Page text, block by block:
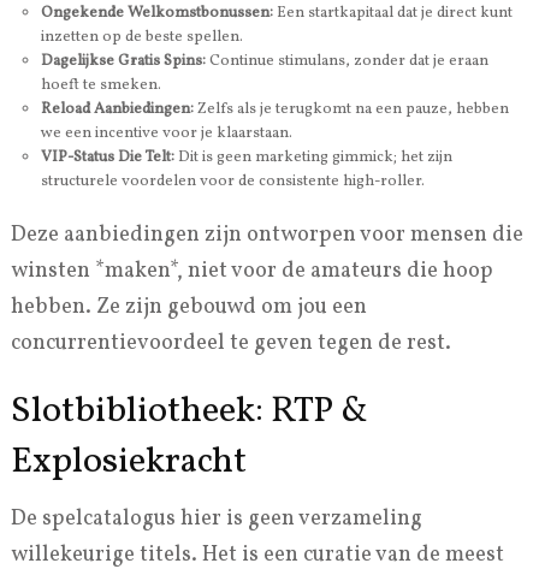
Ongekende Welkomstbonussen:Een startkapitaal dat je direct kunt
inzetten op de beste spellen.
Dagelijkse Gratis Spins:Continue stimulans, zonder dat je eraan
hoeft te smeken.
Reload Aanbiedingen:Zelfs als je terugkomt na een pauze, hebben
we een incentive voor je klaarstaan.
VIP-Status Die Telt:Dit is geen marketing gimmick; het zijn
structurele voordelen voor de consistente high-roller.
Deze aanbiedingen zijn ontworpen voor mensen die
winsten *maken*, niet voor de amateurs die hoop
hebben. Ze zijn gebouwd om jou een
concurrentievoordeel te geven tegen de rest.
Slotbibliotheek: RTP &
Explosiekracht
De spelcatalogus hier is geen verzameling
willekeurige titels. Het is een curatie van de meest